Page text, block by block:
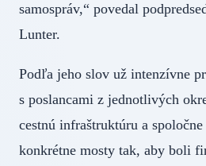
samospráv,“ povedal
Lunter.
Podľa jeho slov už intenzívne
s poslancami z jednotlivých
cestnú infraštruktúru a
konkrétne mosty tak, aby boli